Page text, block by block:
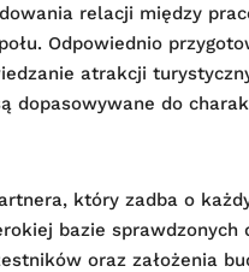
relacji między
Odpowiednio
atrakcji
dopasowywane do
który zadba o
bazie
oraz założenia